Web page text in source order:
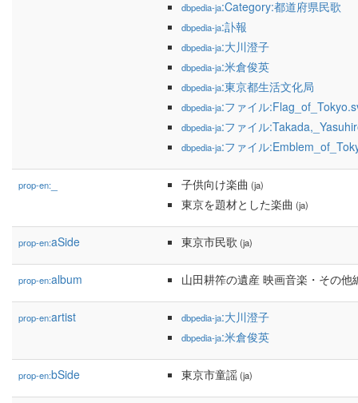
dbpedia-ja:Category:都道府県民歌
dbpedia-ja:訃報
dbpedia-ja:大川澄子
dbpedia-ja:米倉俊英
dbpedia-ja:東京都生活文化局
dbpedia-ja:ファイル
dbpedia-ja:ファイル
dbpedia-ja:ファイル
prop-en: 子供向け楽曲 (ja)
東京を題材とした楽曲 (ja)
prop-en:aSide 東京市民歌 (ja)
prop-en:album 山田耕筰の遺産 映画音楽・その他
prop-en:artist dbpedia-ja:大川澄子
dbpedia-ja:米倉俊英
prop-en:bSide 東京市童謡(ja)